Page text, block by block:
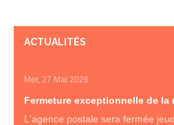
ACTUALITÉS
Mer, 27 Mai 2026
Fermeture exceptionnelle de la
L'agence postale sera fermée